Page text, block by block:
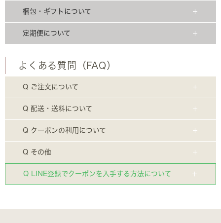
梱包・ギフトについて
定期便について
よくある質問（FAQ）
Q ご注文について
Q 配送・送料について
Q クーポンの利用について
Q その他
Q LINE登録でクーポンを入手する方法について